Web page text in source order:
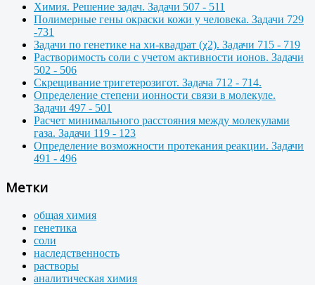
Химия. Решение задач. Задачи 507 - 511
Полимерные гены окраски кожи у человека. Задачи 729
-731
Задачи по генетике на хи-квадрат (χ2). Задачи 715 - 719
Растворимость соли с учетом активности ионов. Задачи
502 - 506
Скрещивание тригетерозигот. Задача 712 - 714.
Определение степени ионности связи в молекуле.
Задачи 497 - 501
Расчет минимального расстояния между молекулами
газа. Задачи 119 - 123
Определение возможности протекания реакции. Задачи
491 - 496
Метки
общая химия
генетика
соли
наследственность
растворы
аналитическая химия